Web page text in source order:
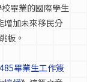
畢業的國際學生
增加未來移民分
板。
485畢業生工作簽